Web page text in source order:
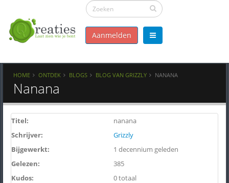
Aanmelden
HOME ONTDEK BLOGS BLOG VAN GRIZZLY NANANA
Nanana
Titel:
nanana
Schrijver:
Grizzly
Bijgewerkt:
1 decennium geleden
Gelezen:
385
Kudos:
0 totaal